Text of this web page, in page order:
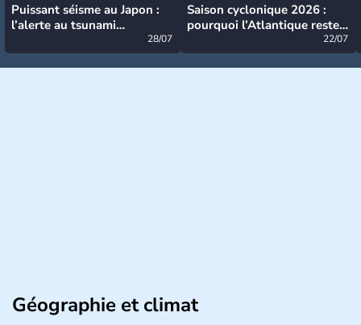
Puissant séisme au Japon :
l’alerte au tsunami
28/07
Saison cyclonique 2026 :
pourquoi l’Atlantique reste
22/07
Géographie et climat